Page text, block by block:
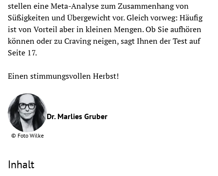
stellen eine Meta-Analyse zum Zusammenhang von
Süßigkeiten und Übergewicht vor. Gleich vorweg: Häufig
ist von Vorteil aber in kleinen Mengen. Ob Sie aufhören
können oder zu Craving neigen, sagt Ihnen der Test auf
Seite 17.
Einen stimmungsvollen Herbst!
© Foto Wilke
Dr. Marlies Gruber
Inhalt